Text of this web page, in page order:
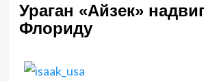
Ураган «Айзек»
Флориду